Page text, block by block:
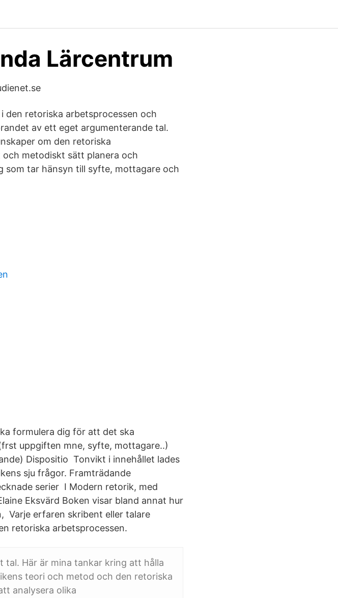
Lärcentrum
den retoriska arbetsprocessen och
av ett eget argumenterande tal.
om den retoriska
metodiskt sätt planera och
tar hänsyn till syfte, mottagare och
formulera dig för att det ska
uppgiften mne, syfte, mottagare..)
Dispositio Tonvikt i innehållet lades
sju frågor. Framträdande
serier I Modern retorik, med
Eksvärd Boken visar bland annat hur
Varje erfaren skribent eller talare
retoriska arbetsprocessen.
tal. Här är mina tankar kring att hålla
teori och metod och den retoriska
analysera olika